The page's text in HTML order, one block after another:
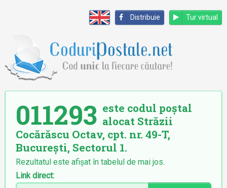
Distribuie Tur virtual
011293 este codul poștal
alocat Străzii
Cocărăscu Octav, cpt. nr. 49-T,
București, Sectorul 1.
Rezultatul este afișat în tabelul de mai jos.
Link direct: